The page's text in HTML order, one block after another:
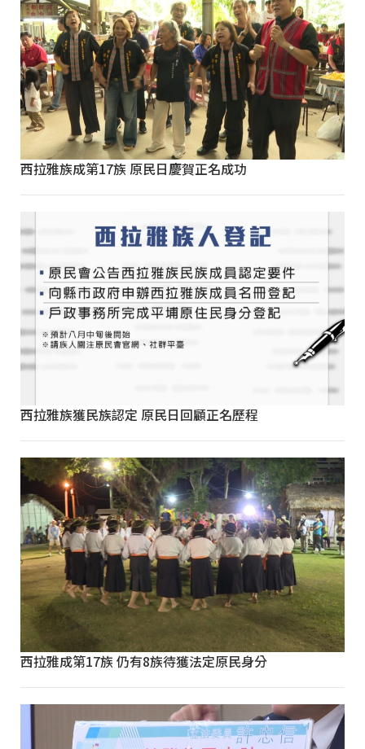
西拉雅族成第17族 原民日慶賀正名成功
西拉雅族獲民族認定 原民日回顧正名歷程
西拉雅成第17族 仍有8族待獲法定原民身分